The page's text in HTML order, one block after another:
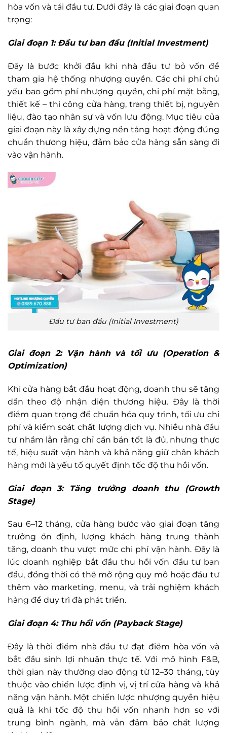
hòa vốn và tái đầu tư. Dưới đây là các giai đoạn quan
trọng:
Giai đoạn 1: Đầu tư ban đầu (Initial Investment)
Đây là bước khởi đầu khi nhà đầu tư bỏ vốn để
tham gia hệ thống nhượng quyền. Các chi phí chủ
yếu bao gồm phí nhượng quyền, chi phí mặt bằng,
thiết kế – thi công cửa hàng, trang thiết bị, nguyên
liệu, đào tạo nhân sự và vốn lưu động. Mục tiêu của
giai đoạn này là xây dựng nền tảng hoạt động đúng
chuẩn thương hiệu, đảm bảo cửa hàng sẵn sàng đi
vào vận hành.
Đầu tư ban đầu (Initial Investment)
Giai đoạn 2: Vận hành và tối ưu (Operation &
Optimization)
Khi cửa hàng bắt đầu hoạt động, doanh thu sẽ tăng
dần theo độ nhận diện thương hiệu. Đây là thời
điểm quan trọng để chuẩn hóa quy trình, tối ưu chi
phí và kiểm soát chất lượng dịch vụ. Nhiều nhà đầu
tư nhầm lẫn rằng chỉ cần bán tốt là đủ, nhưng thực
tế, hiệu suất vận hành và khả năng giữ chân khách
hàng mới là yếu tố quyết định tốc độ thu hồi vốn.
Giai đoạn 3: Tăng trưởng doanh thu (Growth
Stage)
Sau 6–12 tháng, cửa hàng bước vào giai đoạn tăng
trưởng ổn định, lượng khách hàng trung thành
tăng, doanh thu vượt mức chi phí vận hành. Đây là
lúc doanh nghiệp bắt đầu thu hồi vốn đầu tư ban
đầu, đồng thời có thể mở rộng quy mô hoặc đầu tư
thêm vào marketing, menu, và trải nghiệm khách
hàng để duy trì đà phát triển.
Giai đoạn 4: Thu hồi vốn (Payback Stage)
Đây là thời điểm nhà đầu tư đạt điểm hòa vốn và
bắt đầu sinh lợi nhuận thực tế. Với mô hình F&B,
thời gian này thường dao động từ 12–30 tháng, tùy
thuộc vào chiến lược định vị, vị trí cửa hàng và khả
năng vận hành. Một chiến lược nhượng quyền hiệu
quả là khi tốc độ thu hồi vốn nhanh hơn so với
trung bình ngành, mà vẫn đảm bảo chất lượng